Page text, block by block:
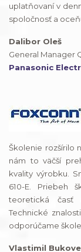
uplatňovaní v
spoločnosť a
Dalibor Oleš
General Manager
Panasonic
Školenie rozšírilo
nám to väčší
kvality výrobku.
610-E. Priebeh
teoretická časť
Technické
odporúčame
Vlastimil